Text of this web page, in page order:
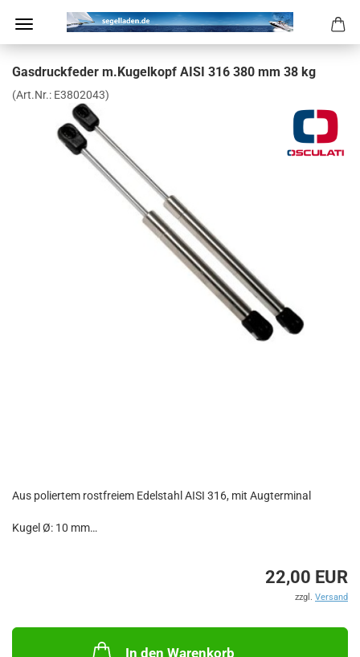
Gas­druck­fe­der m.Ku­gel­kopf AISI 316 380 mm 38 kg
(Art.Nr.: E3802043)
Aus poliertem rostfreiem Edelstahl AISI 316, mit Augterminal
Kugel Ø: 10 mm
Tauchrohr Ø: 8 mm
22,00 EUR
zzgl. Versand
In den Warenkorb